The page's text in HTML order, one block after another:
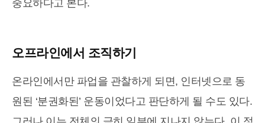
중요하다고 본다.
오프라인에서 조직하기
온라인에서만 파업을 관찰하게 되면, 인터넷으로 동
원된 ‘분권화된’ 운동이었다고 판단하게 될 수도 있다.